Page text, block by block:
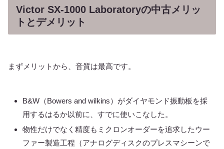
Victor SX-1000 Laboratoryの中古メリッ
トとデメリット
まずメリットから、音質は最高です。
B&W（Bowers and wilkins）がダイヤモンド振動板を採
用するはるか以前に、すでに使いこなした。
物性だけでなく精度もミクロンオーダーを追求したウー
ファー製造工程（アナログディスクのプレスマシーンで